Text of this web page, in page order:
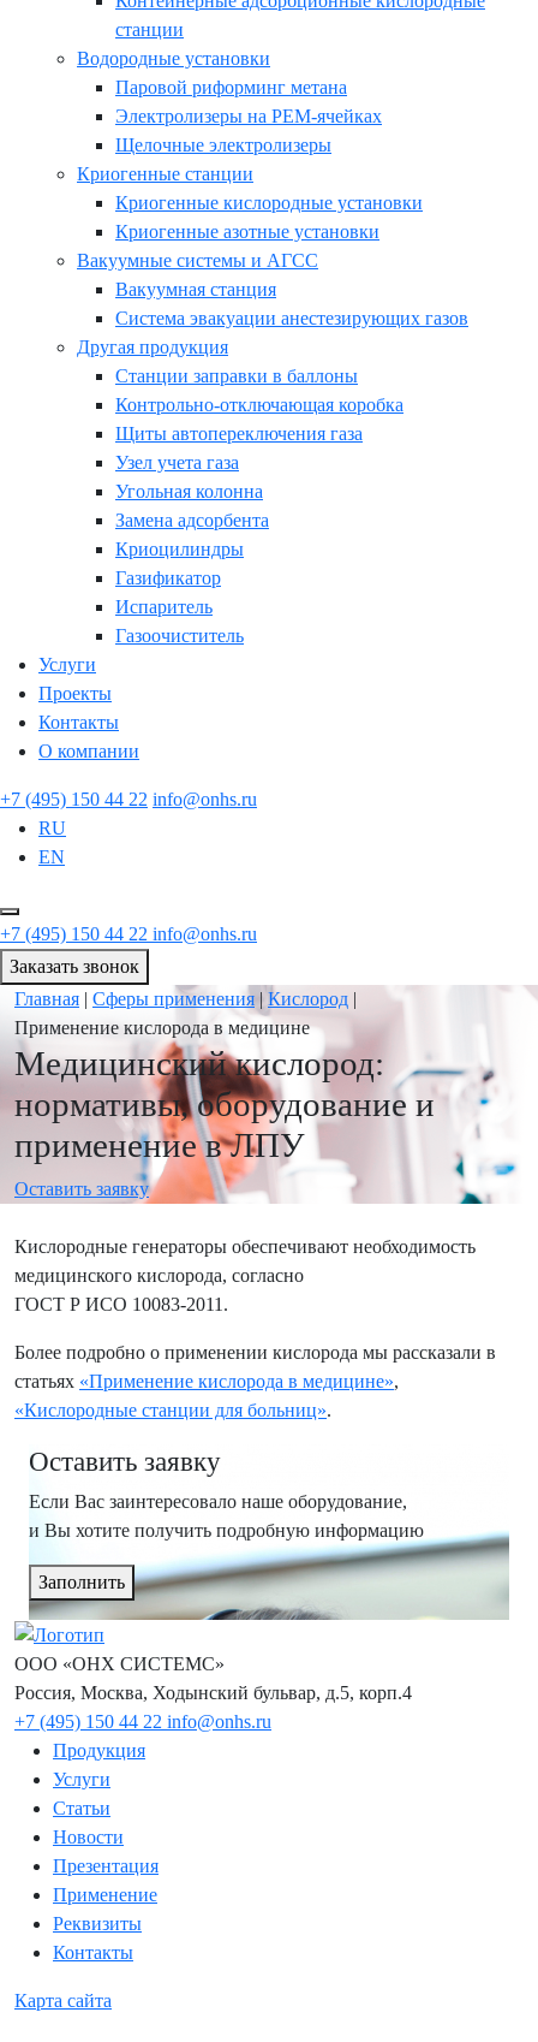
станции
Водородные установки
Паровой риформинг метана
Электролизеры на PEM-ячейках
Щелочные электролизеры
Криогенные станции
Криогенные кислородные установки
Криогенные азотные установки
Вакуумные системы и АГСС
Вакуумная станция
Система эвакуации анестезирующих газов
Другая продукция
Станции заправки в баллоны
Контрольно-отключающая коробка
Щиты автопереключения газа
Узел учета газа
Угольная колонна
Замена адсорбента
Криоцилиндры
Газификатор
Испаритель
Газоочиститель
Услуги
Проекты
Контакты
О компании
+7 (495) 150 44 22 info@onhs.ru
RU
EN
+7 (495) 150 44 22 info@onhs.ru
Заказать звонок
Главная | Сферы применения | Кислород |
Применение кислорода в медицине
Медицинский кислород:
нормативы, оборудование и
применение в ЛПУ
Оставить заявку
Кислородные генераторы обеспечивают необходимость
медицинского кислорода, согласно
ГОСТ Р ИСО 10083-2011.
Более подробно о применении кислорода мы рассказали в
статьях «Применение кислорода в медицине»,
«Кислородные станции для больниц».
Оставить заявку
Если Вас заинтересовало наше оборудование,
и Вы хотите получить подробную информацию
Заполнить
ООО «ОНХ СИСТЕМС»
Россия, Москва, Ходынский бульвар, д.5, корп.4
+7 (495) 150 44 22 info@onhs.ru
Продукция
Услуги
Статьи
Новости
Презентация
Применение
Реквизиты
Контакты
Карта сайта